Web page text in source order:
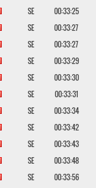
SE
00:33:25
SE
00:33:27
SE
00:33:27
SE
00:33:29
SE
00:33:30
SE
00:33:31
SE
00:33:34
SE
00:33:42
SE
00:33:43
SE
00:33:48
SE
00:33:56